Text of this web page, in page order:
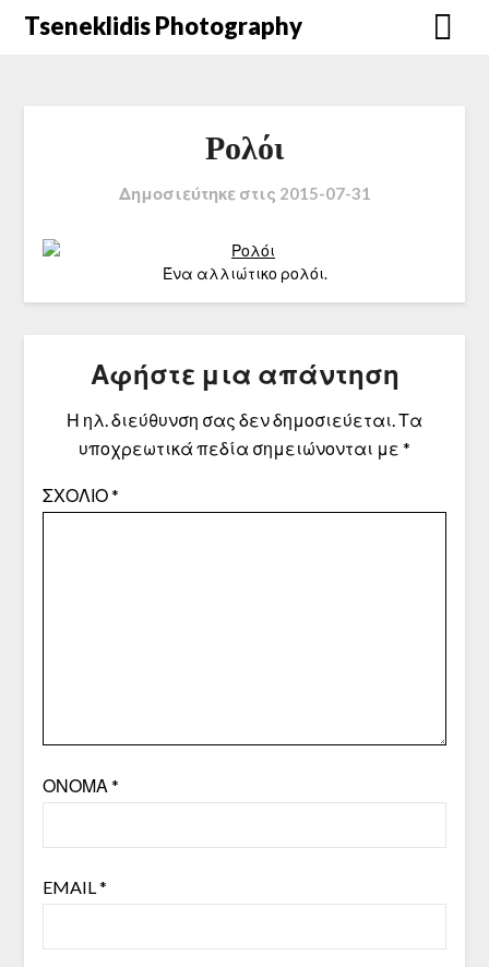
Μετάβαση
Tseneklidis Photography
Ρολόι
Δημοσιεύτηκε στις 2015-07-31
Ένα αλλιώτικο ρολόι.
Αφήστε μια απάντηση
Η ηλ. διεύθυνση σας δεν δημοσιεύεται.Τα
υποχρεωτικά πεδία σημειώνονται με *
ΣΧΌΛΙΟ*
ΌΝΟΜΑ *
EMAIL*